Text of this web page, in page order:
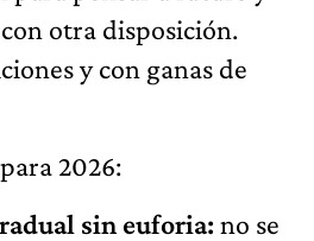
otra disposición.
y con ganas de
2026:
sin euforia: no se